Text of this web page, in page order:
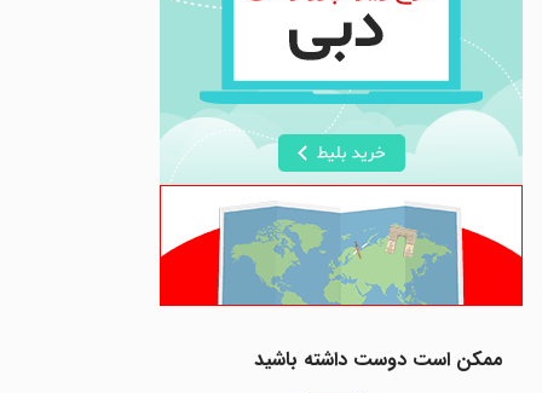
ممکن است دوست داشته باشید